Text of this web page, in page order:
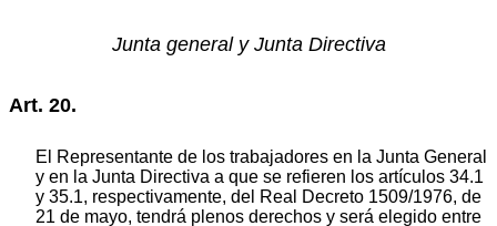
Junta general y Junta Directiva
Art. 20.
El Representante de los trabajadores en la Junta General
y en la Junta Directiva a que se refieren los artículos 34.1
y 35.1, respectivamente, del Real Decreto 1509/1976, de
21 de mayo, tendrá plenos derechos y será elegido entre